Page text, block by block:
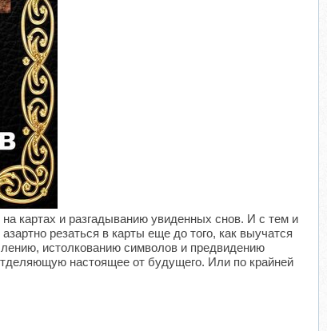
картах и разгадыванию увиденных снов. И с тем и
резаться в карты еще до того, как выучатся
истолкованию символов и предвидению
настоящее от будущего. Или по крайней